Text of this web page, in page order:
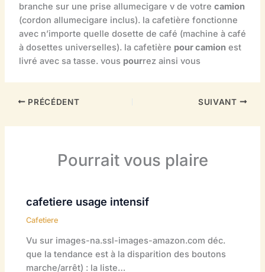
branche sur une prise allumecigare v de votre camion
(cordon allumecigare inclus). la cafetière fonctionne
avec n’importe quelle dosette de café (machine à café
à dosettes universelles). la cafetière pour camion est
livré avec sa tasse. vous pourrez ainsi vous
PRÉCÉDENT SUIVANT
Pourrait vous plaire
cafetiere usage intensif
Cafetiere
Vu sur images-na.ssl-images-amazon.com déc.
que la tendance est à la disparition des boutons
marche/arrêt) : la liste…